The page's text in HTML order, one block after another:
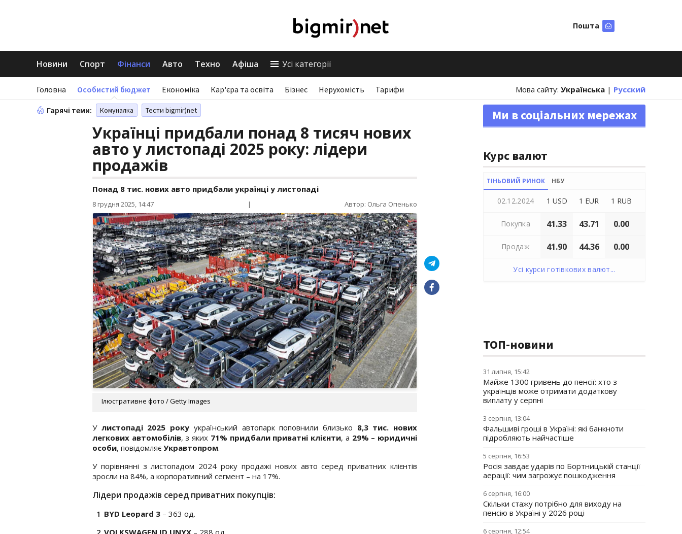
Пошта
Новини Спорт Фінанси Авто Техно Афіша Усі категорії
Головна Особистий бюджет Економіка Кар'єра та освіта Бізнес Нерухомість Тарифи Мова сайту: Українська | Русский
Гарячі теми: Комуналка Тести bigmir)net
Українці придбали понад 8 тисяч нових
авто у листопаді 2025 року: лідери
продажів
Понад 8 тис. нових авто придбали українці у листопаді
8 грудня 2025, 14:47 | Автор: Ольга Опенько
Ілюстративне фото / Getty Images
У листопаді 2025 року український автопарк поповнили близько 8,3 тис. нових
легкових автомобілів, з яких 71% придбали приватні клієнти, а 29% – юридичні
особи, повідомляє Укравтопром.
У порівнянні з листопадом 2024 року продажі нових авто серед приватних клієнтів
зросли на 84%, а корпоративний сегмент – на 17%.
Лідери продажів серед приватних покупців:
BYD Leopard 3 – 363 од.
VOLKSWAGEN ID.UNYX – 288 од.
Ми в соціальних мережах
Курс валют
ТІНЬОВИЙ РИНОК НБУ
02.12.2024 1 USD 1 EUR 1 RUB
Покупка 41.33 43.71 0.00
Продаж 41.90 44.36 0.00
Усі курси готівкових валют...
ТОП-новини
31 липня, 15:42
Майже 1300 гривень до пенсії: хто з
українців може отримати додаткову
виплату у серпні
3 серпня, 13:04
Фальшиві гроші в Україні: які банкноти
підробляють найчастіше
5 серпня, 16:53
Росія завдає ударів по Бортницькій станції
аерації: чим загрожує пошкодження
6 серпня, 16:00
Скільки стажу потрібно для виходу на
пенсію в Україні у 2026 році
6 серпня, 12:54